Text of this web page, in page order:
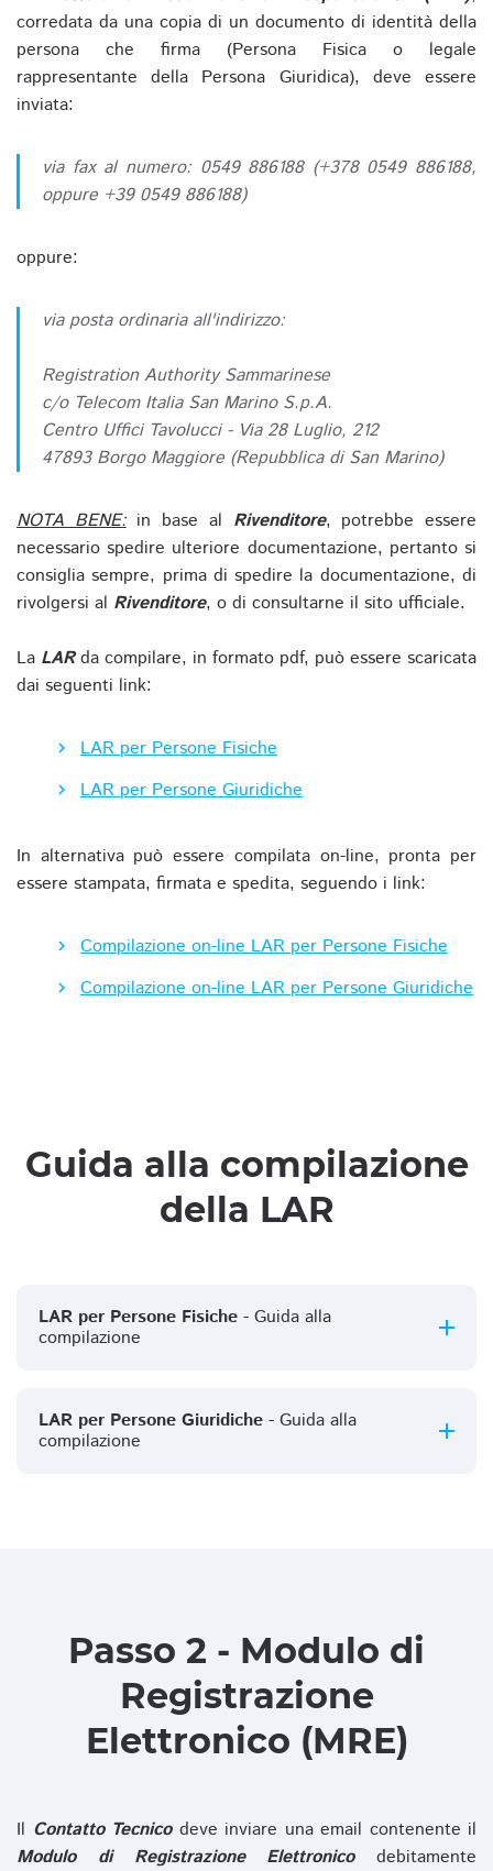
corredata da una copia di un documento di identità della
persona che firma (Persona Fisica o legale
rappresentante della Persona Giuridica), deve essere
inviata:
via fax al numero: 0549 886188 (+378 0549 886188,
oppure +39 0549 886188)
oppure:
via posta ordinaria all'indirizzo:
Registration Authority Sammarinese
c/o Telecom Italia San Marino S.p.A.
Centro Uffici Tavolucci - Via 28 Luglio, 212
47893 Borgo Maggiore (Repubblica di San Marino)
NOTA BENE:in base al Rivenditore, potrebbe essere
necessario spedire ulteriore documentazione, pertanto si
consiglia sempre, prima di spedire la documentazione, di
rivolgersi al Rivenditore, o di consultarne il sito ufficiale.
La LARda compilare, in formato pdf, può essere scaricata
dai seguenti link:
LAR per Persone Fisiche
LAR per Persone Giuridiche
In alternativa può essere compilata on-line, pronta per
essere stampata, firmata e spedita, seguendo i link:
Compilazione on-line LAR per Persone Fisiche
Compilazione on-line LAR per Persone Giuridiche
Guida alla compilazione
della LAR
LAR per Persone Fisiche - Guida alla
compilazione
LAR per Persone Giuridiche - Guida alla
compilazione
Passo 2 - Modulo di
Registrazione
Elettronico (MRE)
Il Contatto Tecnicodeve inviare una email contenente il
Modulo di Registrazione Elettronicodebitamente